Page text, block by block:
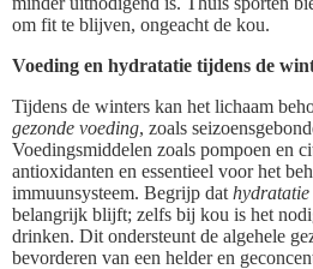
om fit te blijven, ongeacht de kou.
Voeding en hydratatie tijdens de
Tijdens de winters kan het lichaam
gezonde voeding, zoals
Voedingsmiddelen zoals pompoen en
antioxidanten en essentieel voor het
immuunsysteem. Begrijp dat hydratatie
belangrijk blijft; zelfs bij kou is het
drinken. Dit ondersteunt de algehele
bevorderen van een helder en